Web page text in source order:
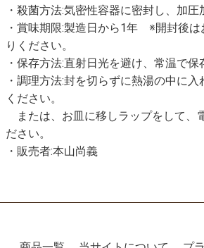
・殺菌方法:気密性容器に密封し、加圧
・賞味期限:製造日から1年 ※開封後
りください。
・保存方法:直射日光を避け、常温で保
・調理方法:封を切らずに熱湯の中に
ください。
または、お皿に移しラップをして、
ださい。
・販売者:本山尚義